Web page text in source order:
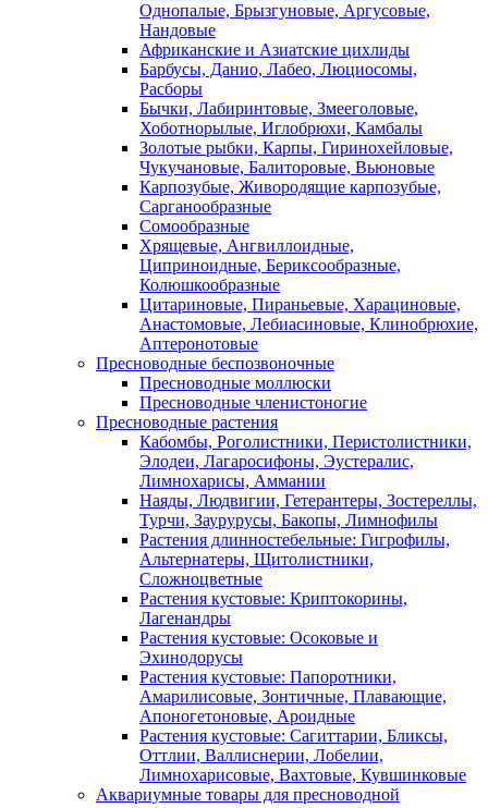
Однопалые, Брызгуновые, Аргусовые,
Нандовые
Африканские и Азиатские цихлиды
Барбусы, Данио, Лабео, Люциосомы,
Расборы
Бычки, Лабиринтовые, Змееголовые,
Хоботнорылые, Иглобрюхи, Камбалы
Золотые рыбки, Карпы, Гиринохейловые,
Чукучановые, Балиторовые, Вьюновые
Карпозубые, Живородящие карпозубые,
Сарганообразные
Сомообразные
Хрящевые, Ангвиллоидные,
Циприноидные, Бериксообразные,
Колюшкообразные
Цитариновые, Пираньевые, Харациновые,
Анастомовые, Лебиасиновые, Клинобрюхие,
Аптеронотовые
Пресноводные беспозвоночные
Пресноводные моллюски
Пресноводные членистоногие
Пресноводные растения
Кабомбы, Роголистники, Перистолистники,
Элодеи, Лагаросифоны, Эустералис,
Лимнохарисы, Аммании
Наяды, Людвигии, Гетерантеры, Зостереллы,
Турчи, Заурурусы, Бакопы, Лимнофилы
Растения длинностебельные: Гигрофилы,
Альтернатеры, Щитолистники,
Сложноцветные
Растения кустовые: Криптокорины,
Лагенандры
Растения кустовые: Осоковые и
Эхинодорусы
Растения кустовые: Папоротники,
Амарилисовые, Зонтичные, Плавающие,
Апоногетоновые, Ароидные
Растения кустовые: Сагиттарии, Бликсы,
Оттлии, Валлиснерии, Лобелии,
Лимнохарисовые, Вахтовые, Кувшинковые
Аквариумные товары для пресноводной